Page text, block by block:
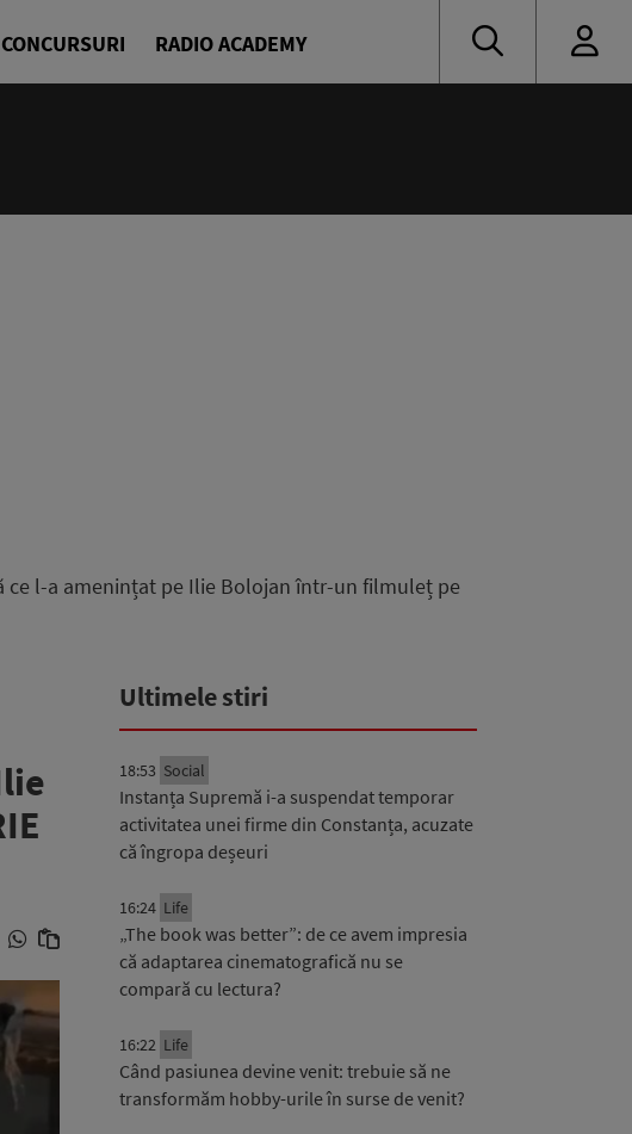
CONCURSURI RADIO ACADEMY
ce l-a amenințat pe Ilie Bolojan într-un filmuleț pe
Ultimele stiri
18:53 Social
Instanța Supremă i-a suspendat temporar
activitatea unei firme din Constanța, acuzate
că îngropa deșeuri
16:24 Life
„The book was better”: de ce avem impresia
că adaptarea cinematografică nu se
compară cu lectura?
16:22 Life
Când pasiunea devine venit: trebuie să ne
transformăm hobby-urile în surse de venit?